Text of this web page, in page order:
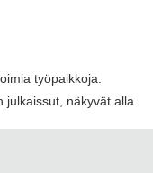
työpaikkoja.
näkyvät alla.